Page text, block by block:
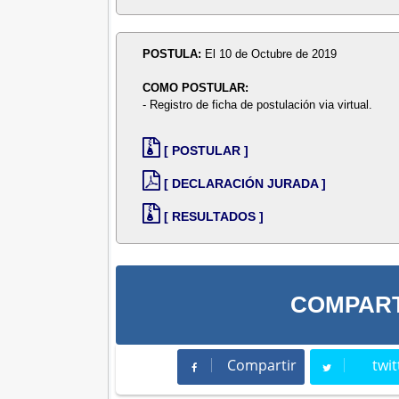
POSTULA: El 10 de Octubre de 2019
COMO POSTULAR:
- Registro de ficha de postulación via virtual.
[ POSTULAR ]
[ DECLARACIÓN JURADA ]
[ RESULTADOS ]
Compartir
Compartir